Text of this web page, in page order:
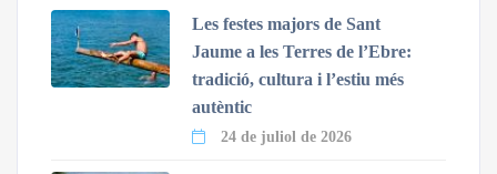
Les festes majors de Sant
Jaume a les Terres de l’Ebre:
tradició, cultura i l’estiu més
autèntic
24 de juliol de 2026